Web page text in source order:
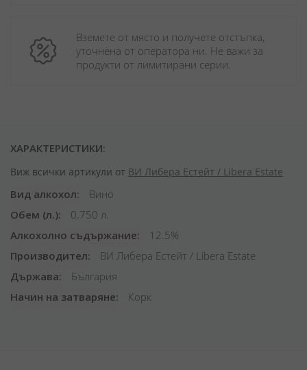
Вземете от място и получете отстъпка,
уточнена от оператора ни. Не важи за
продукти от лимитирани серии.
ХАРАКТЕРИСТИКИ:
Виж всички артикули от ВИ Либера Естейт / Libera Estate
Вид алкохол
Вино
Обем (л.)
0.750 л.
Алкохолно съдържание
12.5%
Производител
ВИ Либера Естейт / Libera Estate
Държава
България
Начин на затваряне
Корк